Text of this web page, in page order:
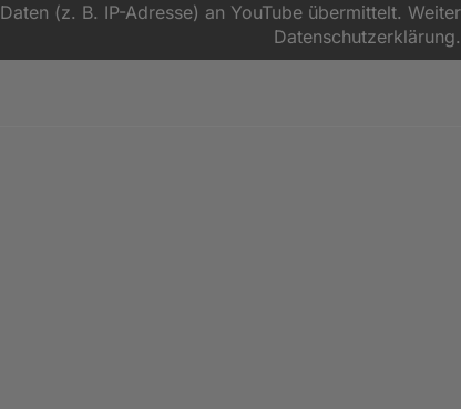
Daten (z. B. IP-Adresse) an YouTube übermittelt.
Datenschutzerklärung.